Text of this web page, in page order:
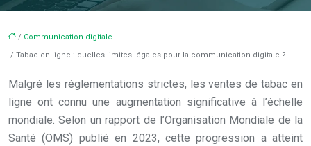
/ Communication digitale
/ Tabac en ligne : quelles limites légales pour la communication digitale ?
Malgré les réglementations strictes, les ventes de tabac en
ligne ont connu une augmentation significative à l’échelle
mondiale. Selon un rapport de l’Organisation Mondiale de la
Santé (OMS) publié en 2023, cette progression a atteint